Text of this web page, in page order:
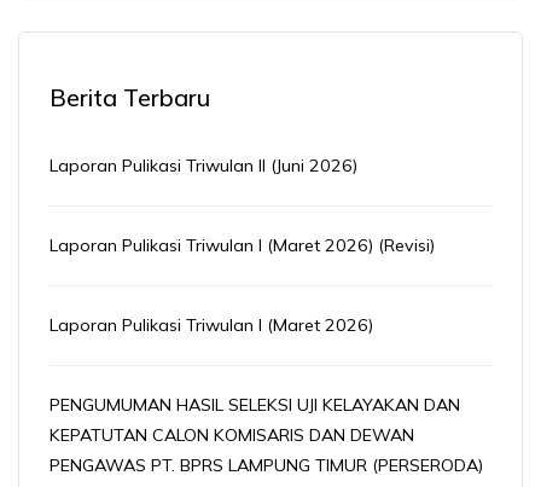
Berita Terbaru
Laporan Pulikasi Triwulan II (Juni 2026)
Laporan Pulikasi Triwulan I (Maret 2026) (Revisi)
Laporan Pulikasi Triwulan I (Maret 2026)
PENGUMUMAN HASIL SELEKSI UJI KELAYAKAN DAN
KEPATUTAN CALON KOMISARIS DAN DEWAN
PENGAWAS PT. BPRS LAMPUNG TIMUR (PERSERODA)